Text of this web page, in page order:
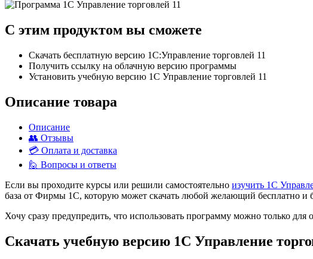
C этим продуктом вы сможете
Скачать бесплатную версию 1С:Управление торговлей 11
Получить ссылку на облачную версию программы
Установить учебную версию 1С Управление торговлей 11
Описание товара
Описание
👥 Отзывы
💳 Оплата и доставка
🙋 Вопросы и ответы
Если вы проходите курсы или решили самостоятельно изучить 1С
база от Фирмы 1С, которую может скачать любой желающий бесплатно и
Хочу сразу предупредить, что использовать программу можно только для
Скачать учебную версию 1С Управление